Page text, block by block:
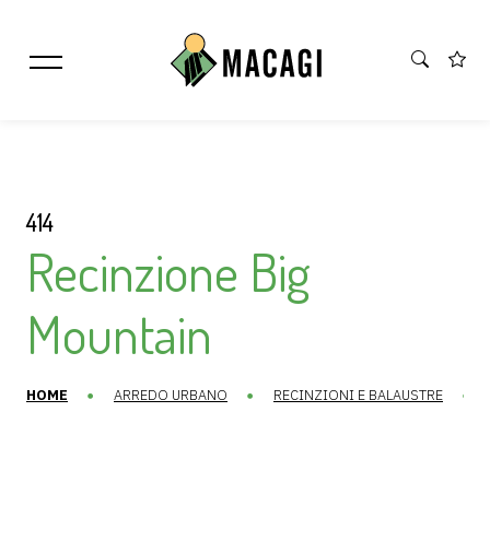
414
Recinzione Big
Mountain
HOME ARREDO URBANO RECINZIONI E BALAUSTRE